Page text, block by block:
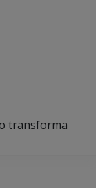
transforma